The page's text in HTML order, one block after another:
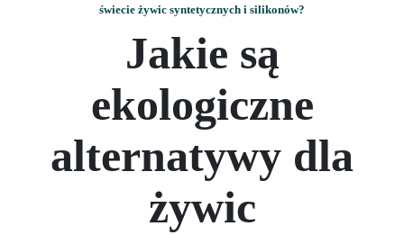
świecie żywic syntetycznych i silikonów?
Jakie są
ekologiczne
alternatywy dla
żywic